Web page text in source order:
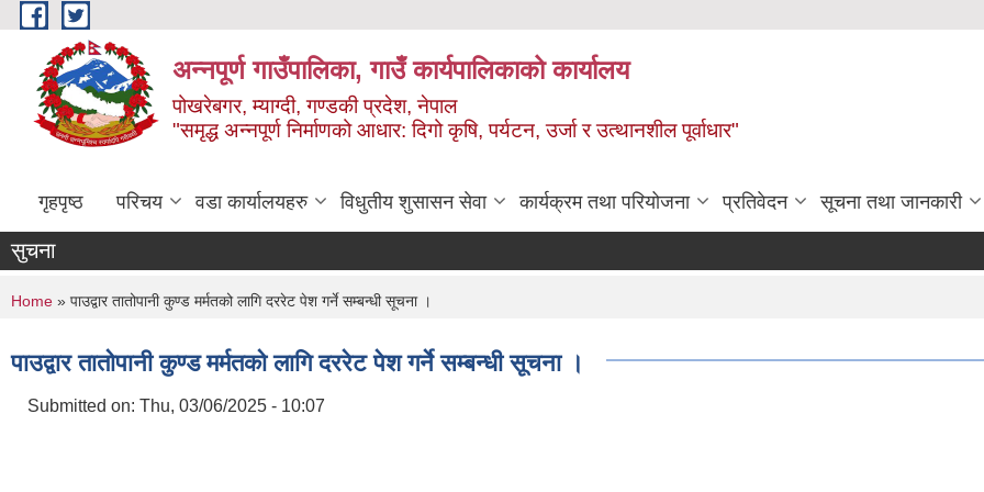
Skip to main content
अन्‍नपूर्ण गाउँपालिका, गाउँ कार्यपालिकाको कार्यालय
पोखरेबगर, म्याग्दी, गण्डकी प्रदेश, नेपाल
"समृद्ध अन्‍नपूर्ण निर्माणको आधार: दिगो कृषि, पर्यटन, उर्जा र उत्थानशील पूर्वाधार"
गृहपृष्ठ परिचय वडा कार्यालयहरु विधुतीय शुसासन सेवा कार्यक्रम तथा परियोजना प्रतिवेदन सूचना तथा जानकारी
सुचना
You are here
Home » पाउद्वार तातोपानी कुण्ड मर्मतको लागि दररेट पेश गर्ने सम्बन्धी सूचना ।
पाउद्वार तातोपानी कुण्ड मर्मतको लागि दररेट पेश गर्ने सम्बन्धी सूचना ।
Submitted on: Thu, 03/06/2025 - 10:07